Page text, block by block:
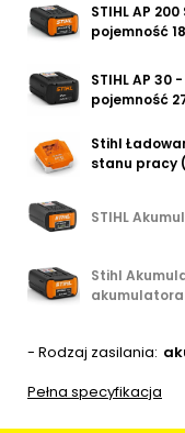
STIHL AP
pojemność
STIHL AP
pojemność
Stihl
stanu pracy
STIHL
Stihl
akumulatora
- Rodzaj zasilania
Pełna specyfikacja